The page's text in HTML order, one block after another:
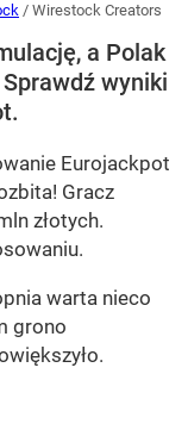
/ Wirestock Creators
a Polak
wyniki
Eurojackpot
Gracz
złotych.
warta nieco
grono